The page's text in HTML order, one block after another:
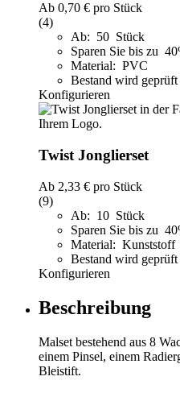
Ab 0,70 € pro Stück
(4)
Ab: 50 Stück
Sparen Sie bis zu
Material: PVC
Bestand wird geprüft
Konfigurieren
Twist Jonglierset
Ab 2,33 € pro Stück
(9)
Ab: 10 Stück
Sparen Sie bis zu
Material: Kunststoff
Bestand wird geprüft
Konfigurieren
Beschreibung
Malset bestehend aus 8
einem Pinsel, einem
Bleistift.